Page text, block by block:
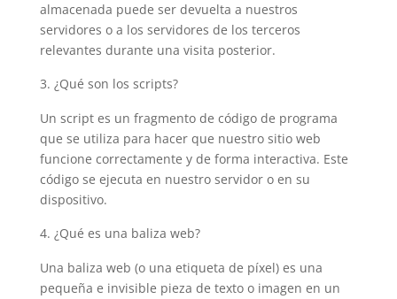
almacenada puede ser devuelta a nuestros
servidores o a los servidores de los terceros
relevantes durante una visita posterior.
¿Qué son los scripts?
Un script es un fragmento de código de programa
que se utiliza para hacer que nuestro sitio web
funcione correctamente y de forma interactiva. Este
código se ejecuta en nuestro servidor o en su
dispositivo.
¿Qué es una baliza web?
Una baliza web (o una etiqueta de píxel) es una
pequeña e invisible pieza de texto o imagen en un